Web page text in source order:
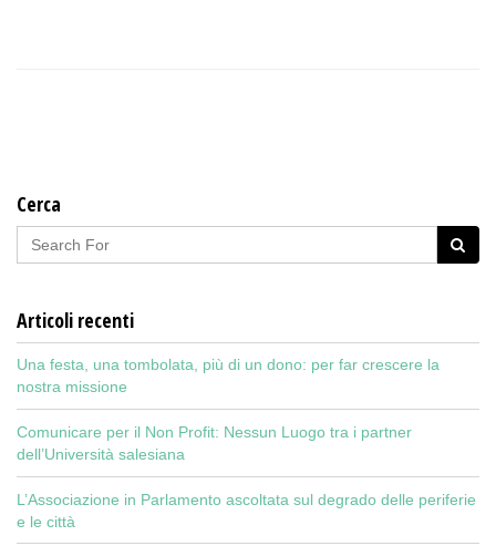
Cerca
Articoli recenti
Una festa, una tombolata, più di un dono: per far crescere la
nostra missione
Comunicare per il Non Profit: Nessun Luogo tra i partner
dell’Università salesiana
L’Associazione in Parlamento ascoltata sul degrado delle periferie
e le città